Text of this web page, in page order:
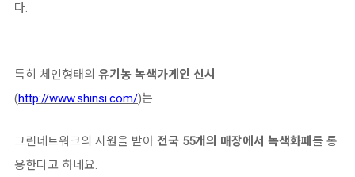
다.
특히 체인형태의 유기농 녹색가게인 신시
(http://www.shinsi.com/)는
그린네트워크의 지원을 받아 전국 55개의 매장에서 녹색화폐 를 통
용한다고 하네요.